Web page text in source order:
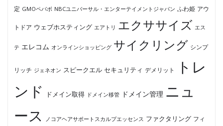
定 GMOペパボ NBCユニバーサル・エンターテイメントジャパン ふわ姫 アウ
トドア ウェブホスティング エアトリ エクササイズ エス
テ エレコム オンラインショッピング サイクリング シンプ
リッチ ジェネオン スピークエル セキュリティ デメリット
トレ
ンド
ドメイン取得 ドメイン移管 ドメイン管理 ニュ
ース
ノコアヘアサポートスカルプエッセンス ファクタリング フィ